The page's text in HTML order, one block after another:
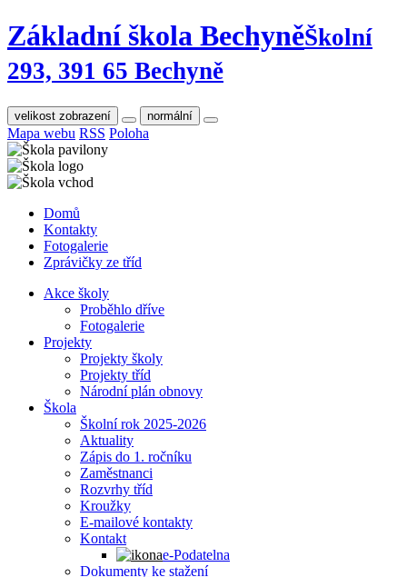
Základní škola BechyněŠkolní
293, 391 65 Bechyně
velikost zobrazení normální
Mapa webu RSS Poloha
Domů
Kontakty
Fotogalerie
Zprávičky ze tříd
Akce školy
Proběhlo dříve
Fotogalerie
Projekty
Projekty školy
Projekty tříd
Národní plán obnovy
Škola
Školní rok 2025-2026
Aktuality
Zápis do 1. ročníku
Zaměstnanci
Rozvrhy tříd
Kroužky
E-mailové kontakty
Kontakt
e-Podatelna
Dokumenty ke stažení